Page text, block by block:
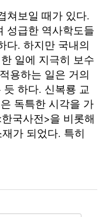
쳐보일 때가 있다.
성급한 역사학도들
다. 하지만 국내의
일에 지극히 보수
용하는 일은 거의
하다. 신복룡 교
독특한 시각을 가
국사전>을 비롯해
가 되었다. 특히